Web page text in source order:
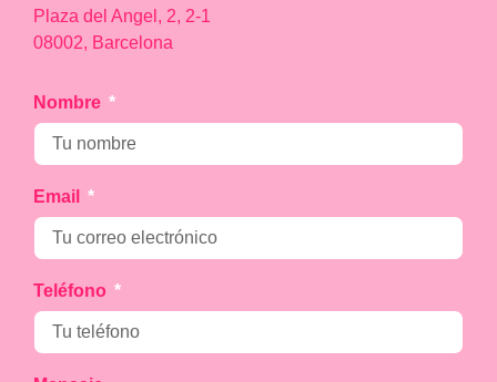
Plaza del Angel, 2, 2-1
08002, Barcelona
Nombre
Email
Teléfono